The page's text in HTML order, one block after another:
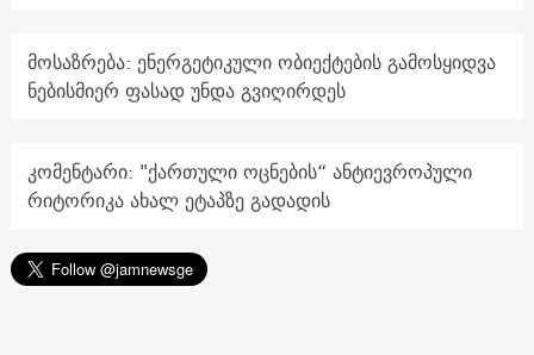
მოსაზრება: ენერგეტიკული ობიექტების გამოსყიდვა
ნებისმიერ ფასად უნდა გვიღირდეს
კომენტარი: "ქართული ოცნების“ ანტიევროპული
რიტორიკა ახალ ეტაპზე გადადის